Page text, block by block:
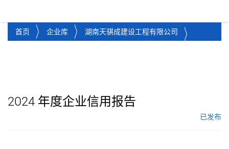
首页 企业库 湖南天骐成建设工程有限公司
2024 年度企业信用报告
已发布